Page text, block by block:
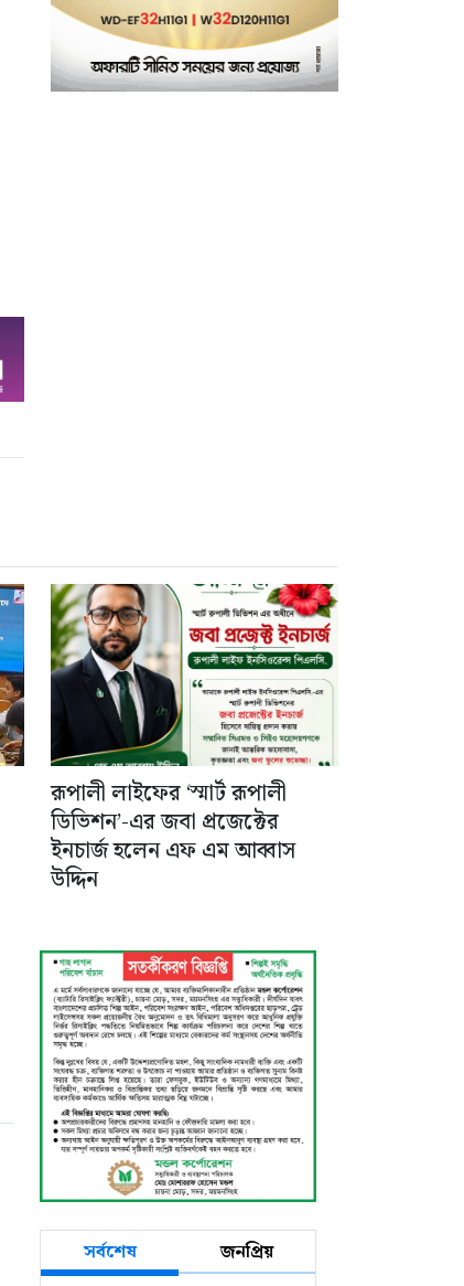
বাকৃবিতে মুখোমুখি দুই
আবাসিক হল, ভাঙচুরের
৭
নিরপেক্ষ তদন্তের দাবি
রূপালী লাইফের ‘স্মার্ট রূপালী
ডিভিশন’-এর জবা প্রজেক্টের
ইনচার্জ হলেন এফ এম আব্বাস
উদ্দিন
সর্বশেষ জনপ্রিয়